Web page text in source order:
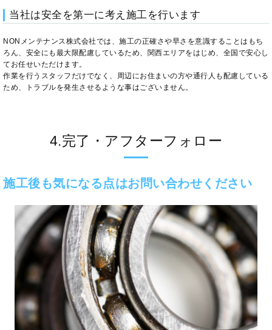
当社は安全を第一に考え施工を行います
NONメンテナンス株式会社では、施工の正確さや早さを意識することはもち
ろん、安全にも最大限配慮しているため、関西エリアをはじめ、全国で安心し
てお任せいただけます。
作業を行うスタッフだけでなく、周辺にお住まいの方や通行人も配慮している
ため、トラブルを発生させるような事はございません。
4.完了・アフターフォロー
施工後も気になる点はお問い合わせください